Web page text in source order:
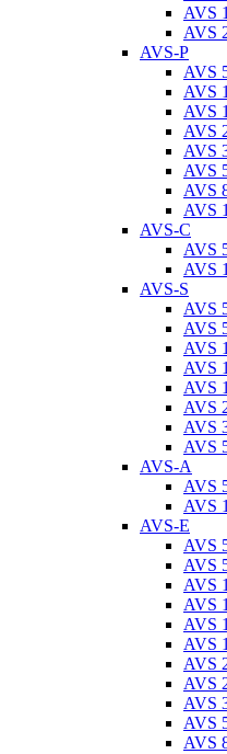
AVS
AVS
AVS-P
AVS
AVS
AVS
AVS
AVS
AVS
AVS
AVS
AVS-C
AVS
AVS
AVS-S
AVS
AVS
AVS
AVS
AVS
AVS
AVS
AVS
AVS-A
AVS
AVS
AVS-E
AVS
AVS
AVS
AVS
AVS
AVS
AVS
AVS
AVS
AVS
AVS